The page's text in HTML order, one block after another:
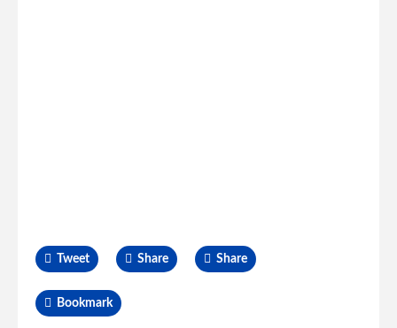
Tweet Share Share
Bookmark